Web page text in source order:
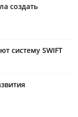
создать
систему SWIFT